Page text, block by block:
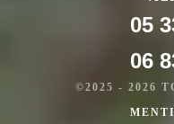
05
06
©2025 - 2026